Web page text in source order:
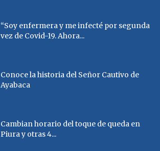
“Soy enfermera y me infecté por segunda
vez de Covid-19. Ahora...
Conoce la historia del Señor Cautivo de
Ayabaca
Cambian horario del toque de queda en
Piura y otras 4...